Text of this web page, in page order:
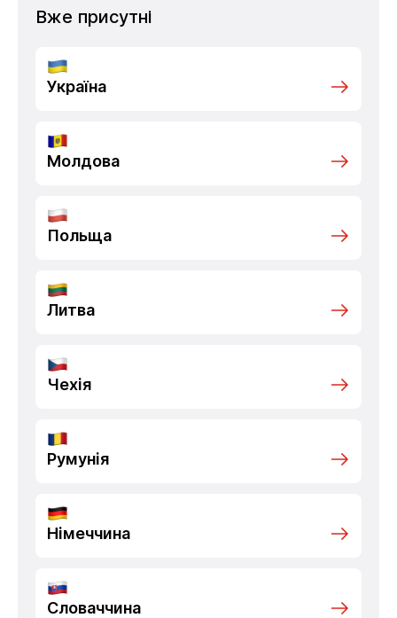
Вже присутні
Україна
Молдова
Польща
Литва
Чехія
Румунія
Німеччина
Словаччина